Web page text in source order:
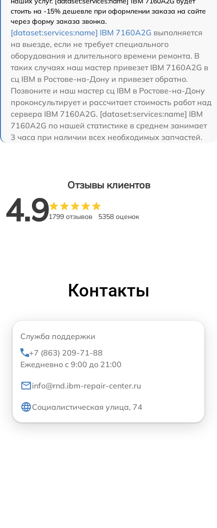
стоить на -15% дешевле при оформлении заказа на сайте
через форму заказа звонка.
[dataset:services:name] IBM 7160A2G выполняется
на выезде, если не требует специального
оборудования и длительного времени ремонта. В
таких случаях наш мастер привезет IBM 7160A2G в
сц IBM в Ростове-на-Дону и привезет обратно.
Позвоните и наш мастер сц IBM в Ростове-на-Дону
проконсультирует и рассчитает стоимость работ над
сервера IBM 7160A2G. [dataset:services:name] IBM
7160A2G по нашей статистике в среднем занимает
3 часа при наличии всех необходимых запчастей.
Отзывы клиентов
4.91799 отзывов 5358 оценок
Контакты
Служба поддержки
+7 (863) 209-71-88
Ежедневно с 9:00 до 21:00
info@rnd.ibm-repair-center.ru
Социалистическая улица, 74